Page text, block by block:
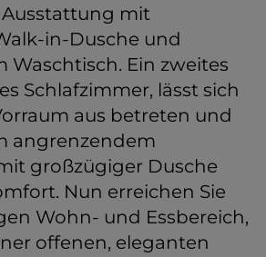
mit
in-Dusche und
Waschtisch. Ein zweites
Schlafzimmer, lässt sich
aus betreten und
angrenzendem
großzügiger Dusche
Nun erreichen Sie
Wohn- und Essbereich,
offenen, eleganten